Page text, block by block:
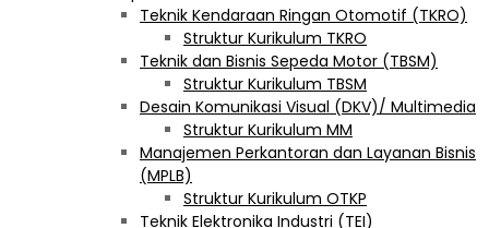
Teknik Kendaraan Ringan Otomotif (TKRO)
Struktur Kurikulum TKRO
Teknik dan Bisnis Sepeda Motor (TBSM)
Struktur Kurikulum TBSM
Desain Komunikasi Visual (DKV)/ Multimedia
Struktur Kurikulum MM
Manajemen Perkantoran dan Layanan Bisnis
(MPLB)
Struktur Kurikulum OTKP
Teknik Elektronika Industri (TEI)